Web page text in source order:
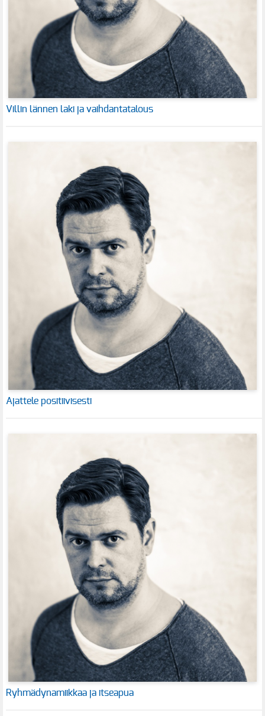
Villin lännen laki ja vaihdantatalous
Ajattele positiivisesti
Ryhmädynamiikkaa ja itseapua